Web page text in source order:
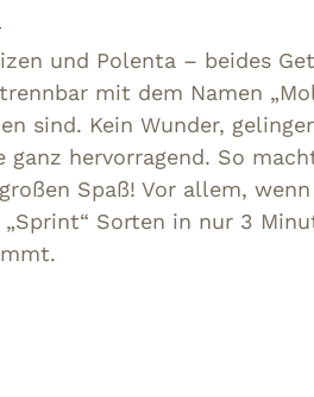
und Polenta – beides
mit dem Namen
sind. Kein Wunder,
ganz hervorragend. So
Spaß! Vor allem,
Sorten in nur 3